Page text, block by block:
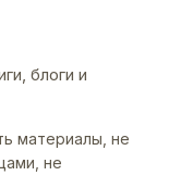
блоги и
материалы, не
не